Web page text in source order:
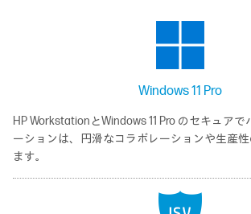
Windows 11 Pro
HP WorkstationとWindows 11 Pro のセキュア
ーションは、円滑なコラボレーションや生産
ます。